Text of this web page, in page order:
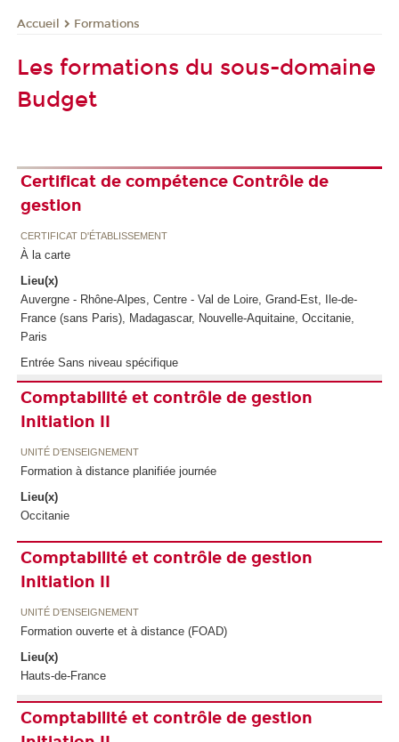
Accueil Formations
Les formations du sous-domaine
Budget
Certificat de compétence Contrôle de
gestion
CERTIFICAT D'ÉTABLISSEMENT
À la carte
Lieu(x)
Auvergne - Rhône-Alpes, Centre - Val de Loire, Grand-Est, Ile-de-
France (sans Paris), Madagascar, Nouvelle-Aquitaine, Occitanie,
Paris
Entrée Sans niveau spécifique
Comptabilité et contrôle de gestion
Initiation II
UNITÉ D’ENSEIGNEMENT
Formation à distance planifiée journée
Lieu(x)
Occitanie
Comptabilité et contrôle de gestion
Initiation II
UNITÉ D’ENSEIGNEMENT
Formation ouverte et à distance (FOAD)
Lieu(x)
Hauts-de-France
Comptabilité et contrôle de gestion